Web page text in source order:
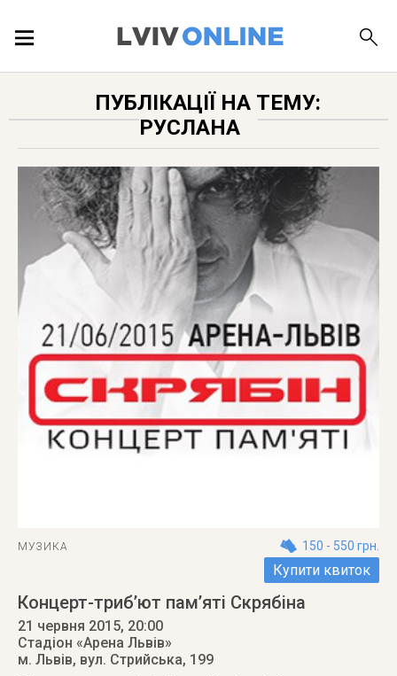
ПУБЛІКАЦІЇ
ПУБЛІКАЦІЇ НА ТЕМУ:
РУСЛАНА
МУЗИКА 150 - 550 грн.
Купити квиток
Концерт-триб’ют пам’яті Скрябіна
21 червня 2015, 20:00
Стадіон «Арена Львів»
м. Львів, вул. Стрийська, 199